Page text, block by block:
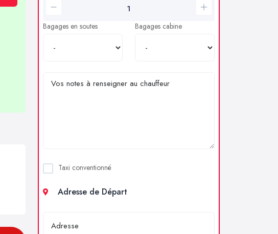
Bagages en soutes Bagages cabine
Taxi conventionné
Adresse de Départ